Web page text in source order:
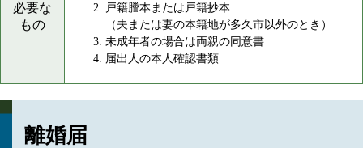
必要な
もの
戸籍謄本または戸籍抄本
（夫または妻の本籍地が多久市以外のとき）
未成年者の場合は両親の同意書
届出人の本人確認書類
離婚届